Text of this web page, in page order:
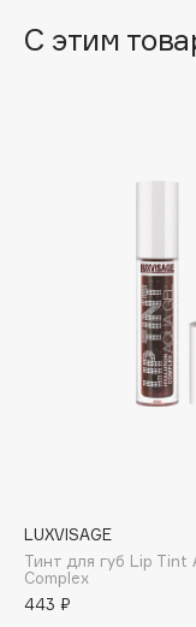
Biodance
Boadicea The
Brunello Cucinelli
Byredo
С этим
LUXVISAGE
Тинт для губ Lip Tint
Complex
443 ₽